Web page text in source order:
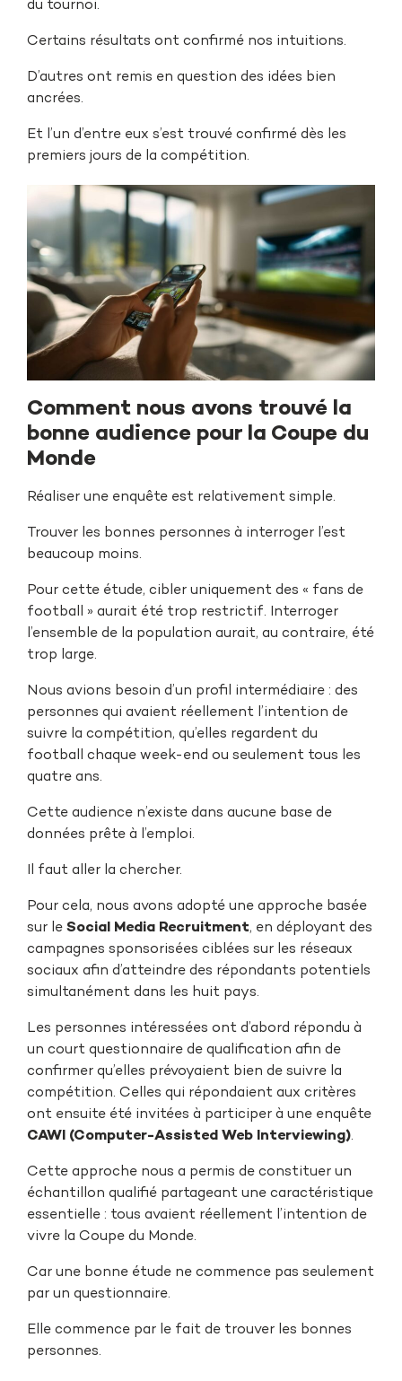
du tournoi.
Certains résultats ont confirmé nos intuitions.
D’autres ont remis en question des idées bien
ancrées.
Et l’un d’entre eux s’est trouvé confirmé dès les
premiers jours de la compétition.
Comment nous avons trouvé la
bonne audience pour la Coupe du
Monde
Réaliser une enquête est relativement simple.
Trouver les bonnes personnes à interroger l’est
beaucoup moins.
Pour cette étude, cibler uniquement des « fans de
football » aurait été trop restrictif. Interroger
l’ensemble de la population aurait, au contraire, été
trop large.
Nous avions besoin d’un profil intermédiaire : des
personnes qui avaient réellement l’intention de
suivre la compétition, qu’elles regardent du
football chaque week-end ou seulement tous les
quatre ans.
Cette audience n’existe dans aucune base de
données prête à l’emploi.
Il faut aller la chercher.
Pour cela, nous avons adopté une approche basée
sur le Social Media Recruitment, en déployant des
campagnes sponsorisées ciblées sur les réseaux
sociaux afin d’atteindre des répondants potentiels
simultanément dans les huit pays.
Les personnes intéressées ont d’abord répondu à
un court questionnaire de qualification afin de
confirmer qu’elles prévoyaient bien de suivre la
compétition. Celles qui répondaient aux critères
ont ensuite été invitées à participer à une enquête
CAWI (Computer-Assisted Web Interviewing).
Cette approche nous a permis de constituer un
échantillon qualifié partageant une caractéristique
essentielle : tous avaient réellement l’intention de
vivre la Coupe du Monde.
Car une bonne étude ne commence pas seulement
par un questionnaire.
Elle commence par le fait de trouver les bonnes
personnes.